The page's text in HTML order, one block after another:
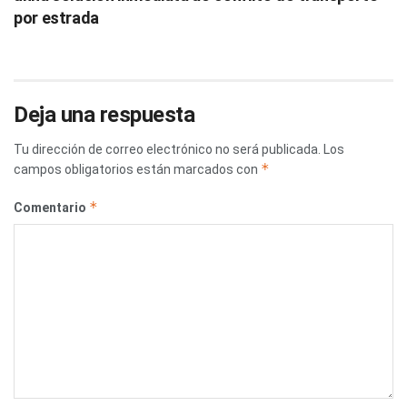
por estrada
Deja una respuesta
Tu dirección de correo electrónico no será publicada.
Los
campos obligatorios están marcados con *
Comentario *